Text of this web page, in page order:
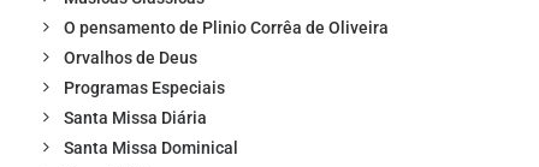
O pensamento de Plinio Corrêa de Oliveira
Orvalhos de Deus
Programas Especiais
Santa Missa Diária
Santa Missa Dominical